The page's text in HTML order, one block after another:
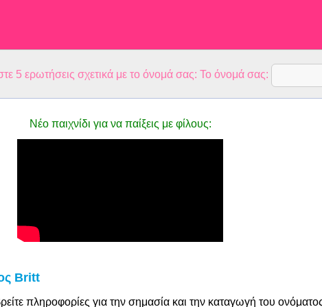
5 ερωτήσεις σχετικά με το όνομά σας: Το όνομά σας:
Νέο παιχνίδι για να παίξεις με φίλους:
Britt
πληροφορίες για την σημασία και την καταγωγή του